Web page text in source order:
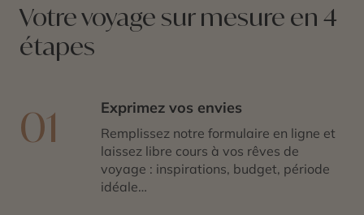
Votre voyage sur mesure en 4
étapes
01 Exprimez vos envies
Remplissez notre formulaire en ligne et
laissez libre cours à vos rêves de
voyage : inspirations, budget, période
idéale…